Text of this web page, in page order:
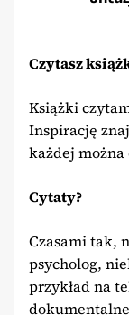
Czytasz
Książki
Inspirację
każdej można
Cytaty?
Czasami tak,
psycholog,
przykład na